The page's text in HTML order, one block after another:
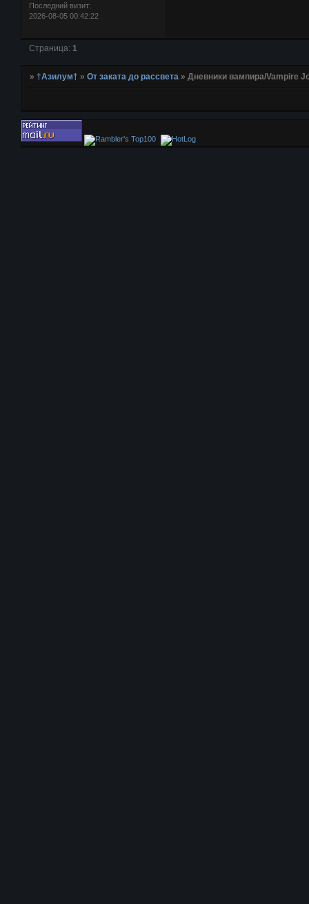
Последний визит:
2026-08-05 00:42:22
Страница: 1
»†Азилум† »От заката до рассвета »Дневники вампира/Vampire